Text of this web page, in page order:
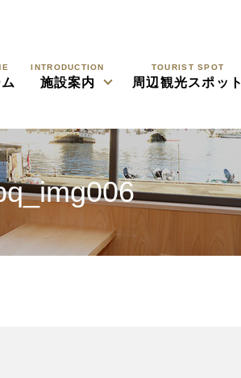
INTRODUCTION
施設案内
TOURIST SPOT
周辺観光スポット